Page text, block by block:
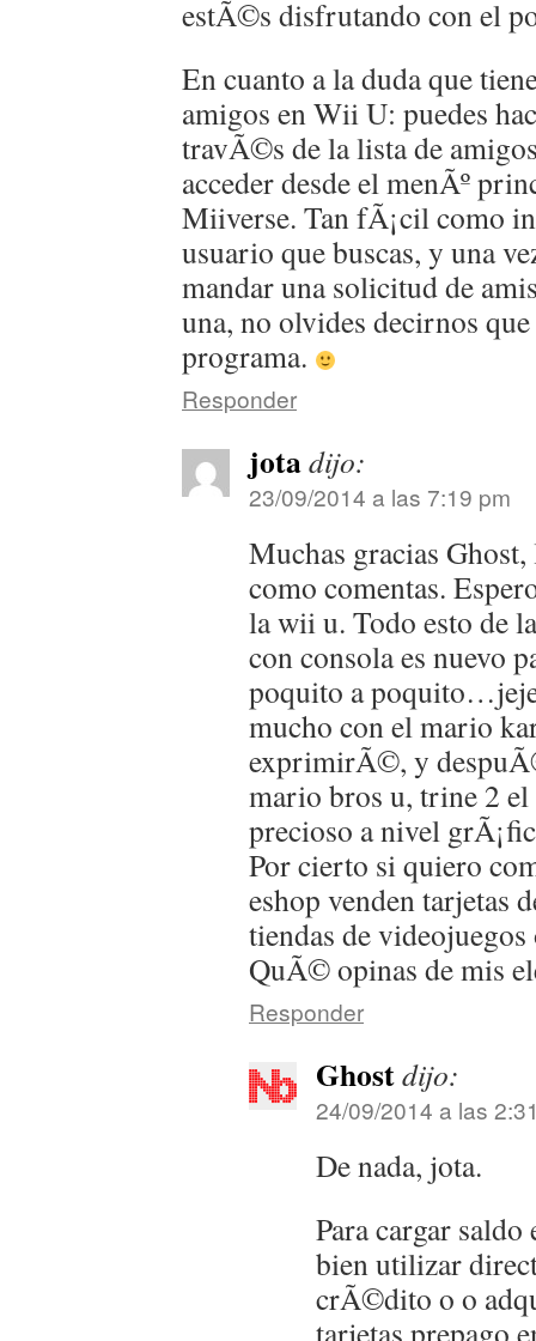
estÃ©s disfrutando con el
En cuanto a la duda que
amigos en Wii U: puedes
travÃ©s de la lista de
acceder desde el menÃº
Miiverse. Tan fÃ¡cil como
usuario que buscas, y una
mandar una solicitud de
una, no olvides decirnos
programa.
Responder
jotadijo:
23/09/2014 a las 7:19 pm
Muchas gracias
como comentas.
la wii u. Todo esto de
con consola es nuevo
poquito a
mucho con el mario
exprimirÃ©, y
mario bros u, trine 2 el
precioso a nivel
Por cierto si quiero
eshop venden tarjetas
tiendas de videojuegos
QuÃ© opinas de mis
Responder
Ghostdijo:
24/09/2014 a las
De nada, jota.
Para cargar saldo
bien utilizar
crÃ©dito o o
tarjetas prepago